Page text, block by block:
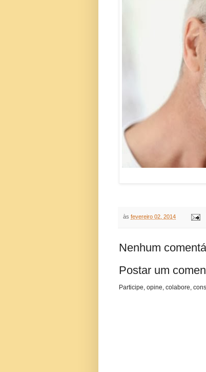
às fevereiro 02, 2014
Nenhum
Postar um
Participe, opine, colabore,